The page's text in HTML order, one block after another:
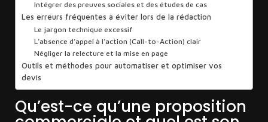
Intégrer des preuves sociales et des études de cas
Les erreurs fréquentes à éviter lors de la rédaction
Le jargon technique excessif
L’absence d’appel à l’action (Call-to-Action) clair
Négliger la relecture et la mise en page
Outils et méthodes pour automatiser et optimiser vos
devis
Qu’est-ce qu’une proposition